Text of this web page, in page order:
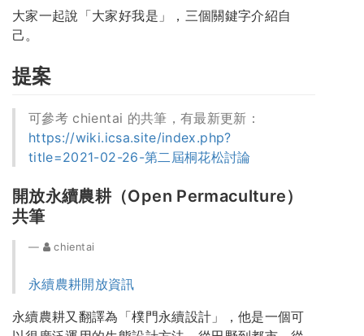
大家一起說「大家好我是」，三個關鍵字介紹自
己。
提案
可參考 chientai 的共筆，有最新更新：
https://wiki.icsa.site/index.php?
title=2021-02-26-第二屆桐花松討論
開放永續農耕（Open Permaculture）
共筆
chientai
永續農耕開放資訊
永續農耕又翻譯為「樸門永續設計」，他是一個可